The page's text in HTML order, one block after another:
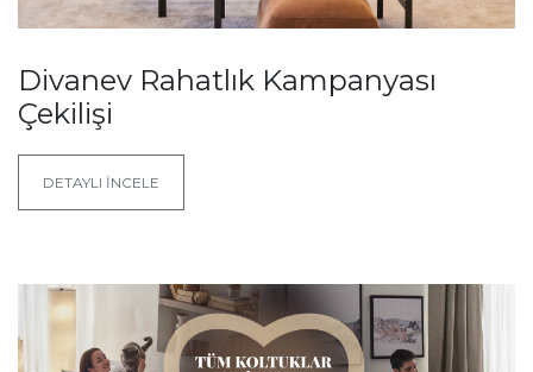
Divanev Rahatlık Kampanyası
Çekilişi
DETAYLI İNCELE